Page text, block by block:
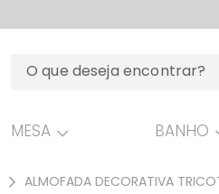
MESA BANHO
ALMOFADA DECORATIVA